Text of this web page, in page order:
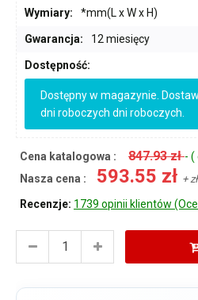
Wymiary: *mm(L x W x H)
Gwarancja: 12 miesięcy
Dostępność:
Dostępny w magazynie.
dni roboczych dni roboczych.
Cena katalogowa : 847.93 zł- (
Nasza cena :
593.55 zł +
Recenzje: 1739 opinii klientów